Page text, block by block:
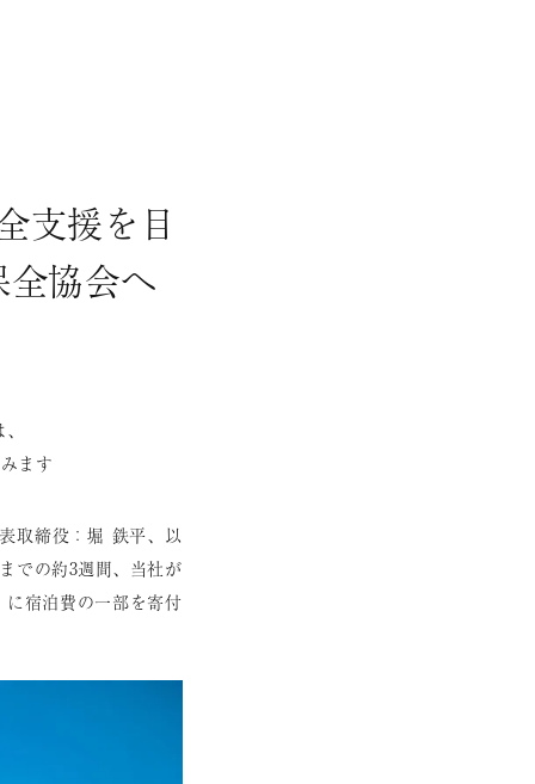
支援を目
協会へ
ます
取締役：堀 鉄平、以
での約3週間、当社が
宿泊費の一部を寄付